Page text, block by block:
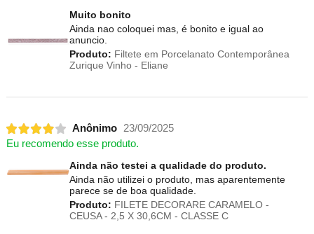
Muito bonito
Ainda nao coloquei mas, é bonito e igual ao
anuncio.
Produto: Filtete em Porcelanato Contemporânea
Zurique Vinho - Eliane
Anônimo 23/09/2025
Eu recomendo esse produto.
Ainda não testei a qualidade do produto.
Ainda não utilizei o produto, mas aparentemente
parece se de boa qualidade.
Produto: FILETE DECORARE CARAMELO -
CEUSA - 2,5 X 30,6CM - CLASSE C